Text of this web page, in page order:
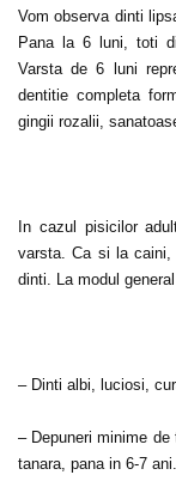
Vom observa dinti
Pana la 6 luni, toti
Varsta de 6 luni
dentitie completa
gingii rozalii,
In cazul pisicilor
varsta. Ca si la caini,
dinti. La modul
– Dinti albi, luciosi,
– Depuneri minime
tanara, pana in 6-7 ani.